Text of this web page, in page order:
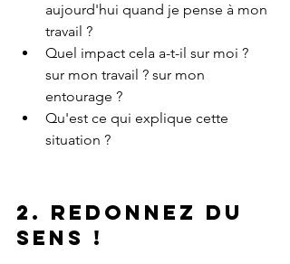
aujourd'hui quand je pense à mon
travail ?
Quel impact cela a-t-il sur moi ?
sur mon travail ? sur mon
entourage ?
Qu'est ce qui explique cette
situation ?
2. Redonnez du
sens !